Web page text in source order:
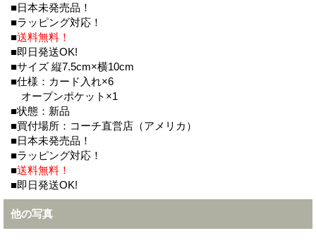
■日本未発売品！
■ラッピング対応！
■送料無料！
■即日発送OK!
■サイズ 縦7.5cm×横10cm
■仕様：カード入れ×6
オープンポケット×1
■状態：新品
■買付場所：コーチ直営店（アメリカ）
■日本未発売品！
■ラッピング対応！
■送料無料！
■即日発送OK!
他の写真